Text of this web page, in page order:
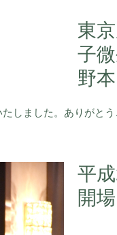
東
子
野
しました。ありがと
平
開